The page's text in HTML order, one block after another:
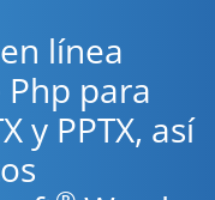
línea
para
y PPTX, así